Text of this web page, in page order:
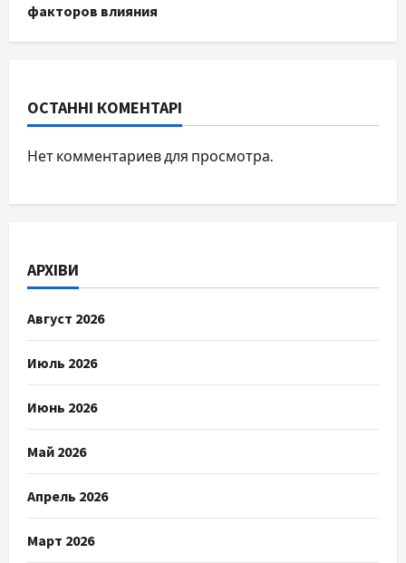
факторов влияния
ОСТАННІ КОМЕНТАРІ
Нет комментариев для просмотра.
АРХІВИ
Август 2026
Июль 2026
Июнь 2026
Май 2026
Апрель 2026
Март 2026